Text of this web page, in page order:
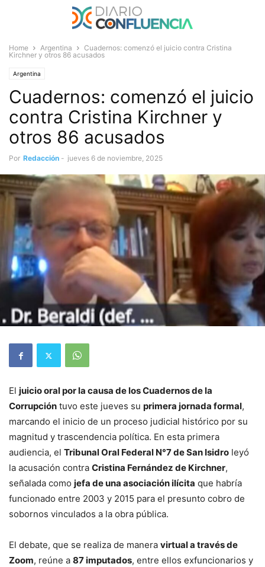
Home Argentina
Cuadernos: comenzó el juicio contra Cristina
Kirchner y otros 86 acusados
Argentina
Cuadernos: comenzó el juicio
contra Cristina Kirchner y
otros 86 acusados
Por Redacción - jueves 6 de noviembre, 2025
El juicio oral por la causa de los Cuadernos de la
Corrupción tuvo este jueves su primera jornada formal,
marcando el inicio de un proceso judicial histórico por su
magnitud y trascendencia política. En esta primera
audiencia, el Tribunal Oral Federal N°7 de San Isidro leyó
la acusación contra Cristina Fernández de Kirchner,
señalada como jefa de una asociación ilícita que habría
funcionado entre 2003 y 2015 para el presunto cobro de
sobornos vinculados a la obra pública.
El debate, que se realiza de manera virtual a través de
Zoom, reúne a 87 imputados, entre ellos exfuncionarios y